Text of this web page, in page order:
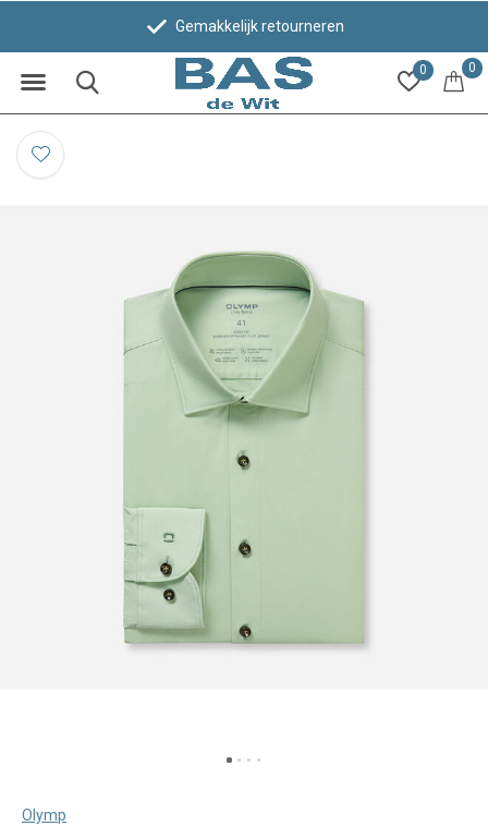
0 0
Gemakkelijk retourneren
Olymp